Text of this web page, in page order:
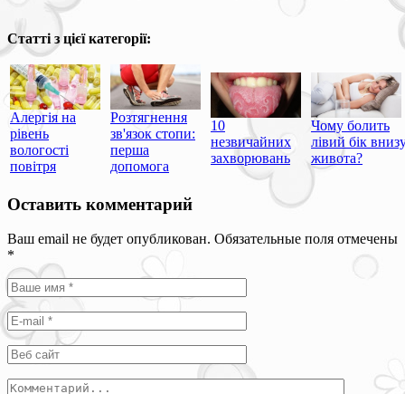
Статті з цієї категорії:
Алергія на
рівень
вологості
повітря
Розтягнення
зв'язок стопи:
перша
допомога
10
незвичайних
захворювань
Чому болить
лівий бік
живота?
Оставить комментарий
Ваш email не будет опубликован. Обязательные поля отмечены
*